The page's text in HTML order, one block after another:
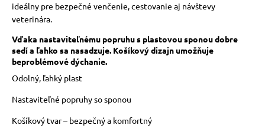
ideálny pre bezpečné venčenie, cestovanie aj návštevy
veterinára.
Vďaka nastaviteľnému popruhu s plastovou sponou dobre
sedí a ľahko sa nasadzuje. Košíkový dizajn umožňuje
beproblémové dýchanie.
Odolný, ľahký plast
Nastaviteľné popruhy so sponou
Košíkový tvar – bezpečný a komfortný